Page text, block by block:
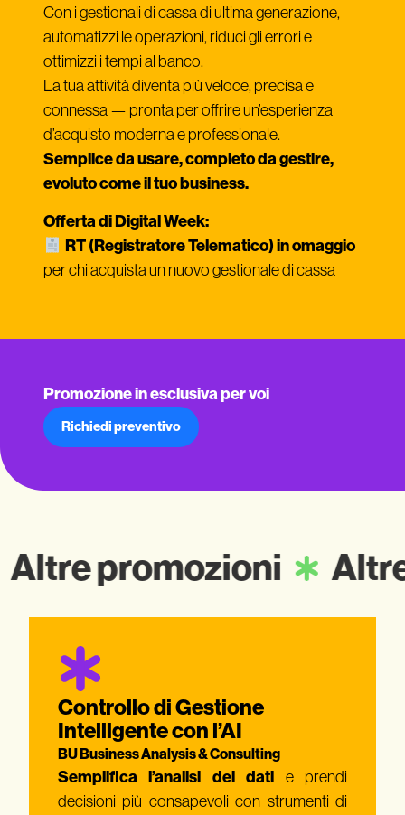
Con i gestionali di cassa di ultima generazione,
automatizzi le operazioni, riduci gli errori e
ottimizzi i tempi al banco.
La tua attività diventa più veloce, precisa e
connessa — pronta per offrire un’esperienza
d’acquisto moderna e professionale.
Semplice da usare, completo da gestire,
evoluto come il tuo business.
Offerta di Digital Week:
RT (Registratore Telematico) in omaggio
per chi acquista un nuovo gestionale di cassa
Promozione in esclusiva per voi
Richiedi preventivo
Altre promozioni
Controllo di Gestione
Intelligente con l’AI
BUBusiness Analysis & Consulting
Semplifica l’analisi dei dati e prendi
decisioni più consapevoli con strumenti di